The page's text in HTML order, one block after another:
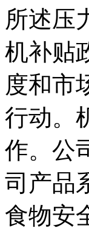
所述压
机补贴
度和市
行动。
作。公
司产品
食物安